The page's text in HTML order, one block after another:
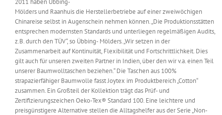
2011 haben Übbing-
Mölders und Raanhuis die Herstellerbetriebe auf einer zweiwöchigen
Chinareise selbst in Augenschein nehmen können. „Die Produktionsstätten
entsprechen modernsten Standards und unterliegen regelmäßigen Audits,
z.B. durch den TÜV“, so Übbing- Mölders. „Wir setzen in der
Zusammenarbeit auf Kontinuität, Flexibilität und Fortschrittlichkeit. Dies
gilt auch für unseren zweiten Partner in Indien, über den wir v.a. einen Teil
unserer Baumwolltaschen beziehen.“ Die Taschen aus 100%
strapazierfähiger Baumwolle fasst Joytex im Produktbereich „Cotton“
zusammen. Ein Großteil der Kollektion trägt das Prüf- und
Zertifizierungszeichen Oeko-Tex® Standard 100. Eine leichtere und
preisgünstigere Alternative stellen die Alltagshelfer aus der Serie „Non-